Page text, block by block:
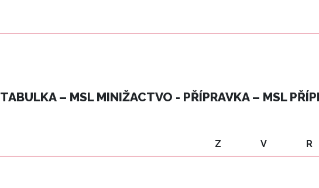
TABULKA – MSL MINIŽACTVO - PŘÍPRAVKA – MSL
Z V R